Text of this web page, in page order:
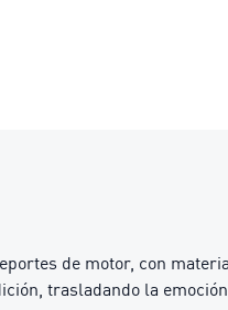
de motor, con
trasladando la